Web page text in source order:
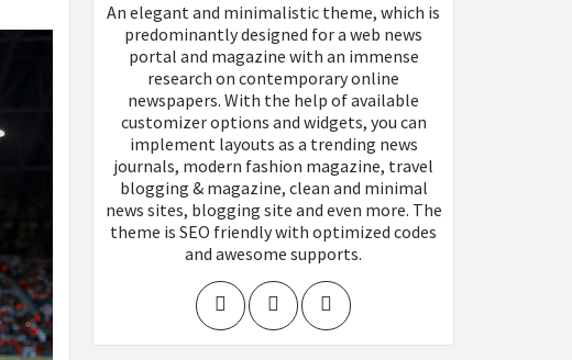
An elegant and minimalistic theme, which is
predominantly designed for a web news
portal and magazine with an immense
research on contemporary online
newspapers. With the help of available
customizer options and widgets, you can
implement layouts as a trending news
journals, modern fashion magazine, travel
blogging & magazine, clean and minimal
news sites, blogging site and even more. The
theme is SEO friendly with optimized codes
and awesome supports.